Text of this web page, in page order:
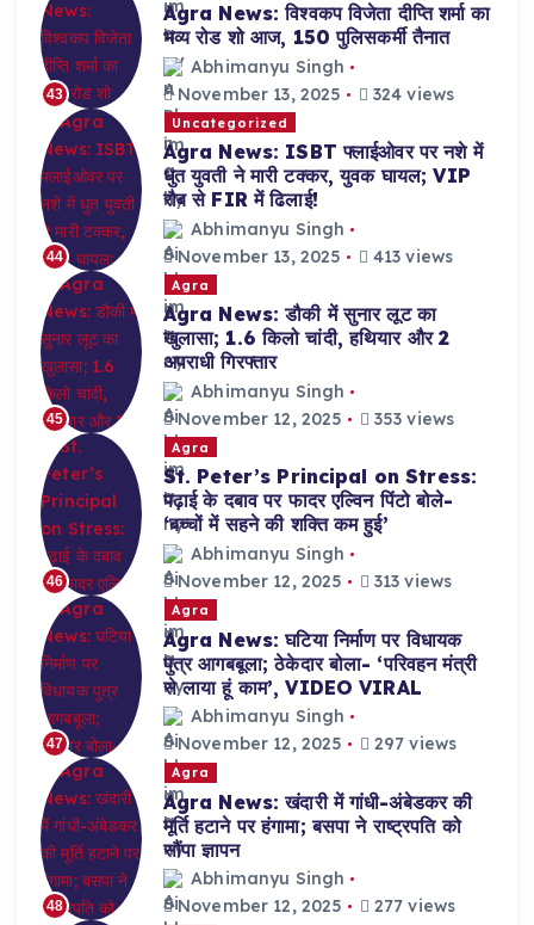
43
Agra News: विश्वकप विजेता दीप्ति शर्मा का
भव्य रोड शो आज, 150 पुलिसकर्मी तैनात
Abhimanyu Singh
November 13, 2025
324 views
44
Uncategorized
Agra News: ISBT फ्लाईओवर पर नशे में
धुत युवती ने मारी टक्कर, युवक घायल; VIP
रौब से FIR में ढिलाई!
Abhimanyu Singh
November 13, 2025
413 views
45
Agra
Agra News: डौकी में सुनार लूट का
खुलासा; 1.6 किलो चांदी, हथियार और 2
अपराधी गिरफ्तार
Abhimanyu Singh
November 12, 2025
353 views
46
Agra
St. Peter’s Principal on Stress:
पढ़ाई के दबाव पर फादर एल्विन पिंटो बोले-
‘बच्चों में सहने की शक्ति कम हुई’
Abhimanyu Singh
November 12, 2025
313 views
47
Agra
Agra News: घटिया निर्माण पर विधायक
पुत्र आगबबूला; ठेकेदार बोला- ‘परिवहन मंत्री
से लाया हूं काम’, VIDEO VIRAL
Abhimanyu Singh
November 12, 2025
297 views
48
Agra
Agra News: खंदारी में गांधी-अंबेडकर की
मूर्ति हटाने पर हंगामा; बसपा ने राष्ट्रपति को
सौंपा ज्ञापन
Abhimanyu Singh
November 12, 2025
277 views